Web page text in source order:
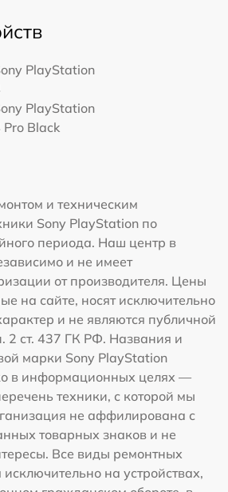
PlayStation
PlayStation
Pro Black
и техническим
Sony PlayStation по
периода. Наш центр в
и не имеет
от производителя. Цены
на сайте, носят исключительно
и не являются публичной
2 ст. 437 ГК РФ. Названия и
марки Sony PlayStation
в информационных целях —
техники, с которой мы
не аффилирована с
товарных знаков и не
Все виды ремонтных
на устройствах,